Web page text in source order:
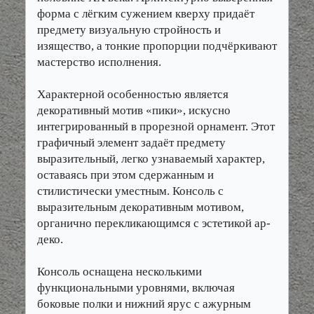
форма с лёгким сужением кверху придаёт
предмету визуальную стройность и
изящество, а тонкие пропорции подчёркивают
мастерство исполнения.
Характерной особенностью является
декоративный мотив «пики», искусно
интегрированный в прорезной орнамент. Этот
графичный элемент задаёт предмету
выразительный, легко узнаваемый характер,
оставаясь при этом сдержанным и
стилистически уместным. Консоль с
выразительным декоративным мотивом,
органично перекликающимся с эстетикой ар-
деко.
Консоль оснащена несколькими
функциональными уровнями, включая
боковые полки и нижний ярус с ажурным